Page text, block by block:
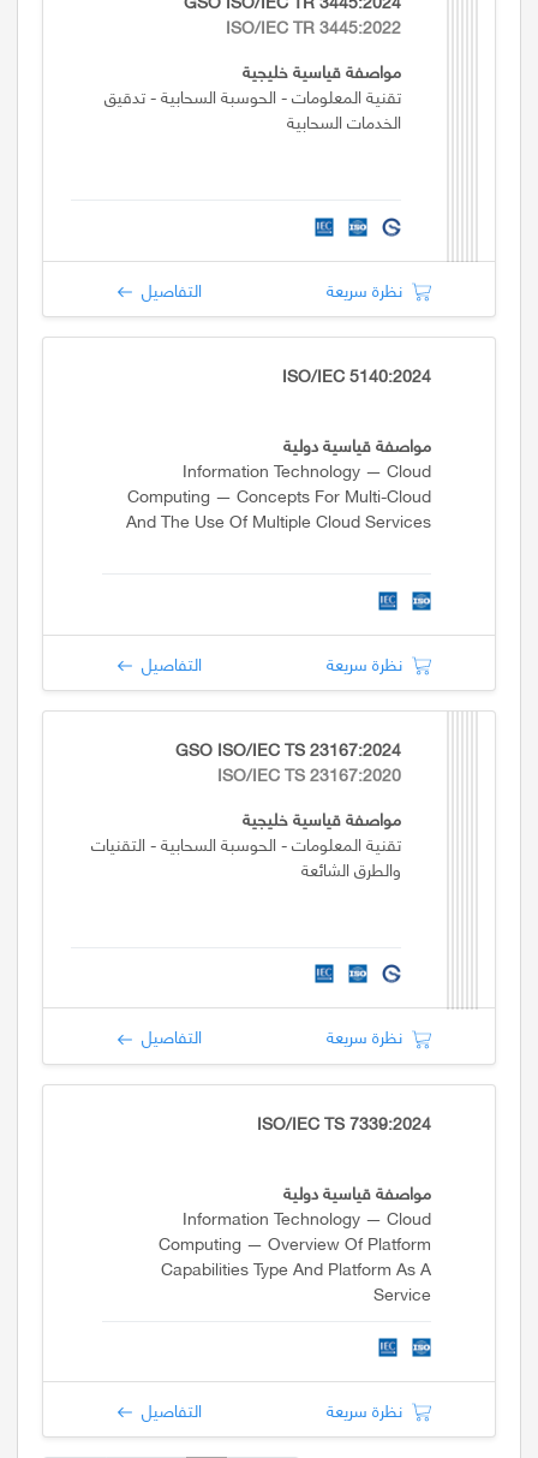
ISO/IEC TR 3445:2022
مواصفة قياسية خليجية
تقنية المعلومات - الحوسبة السحابية - تدقيق
الخدمات السحابية
نظرة سريعة التفاصيل
ISO/IEC 5140:2024
مواصفة قياسية دولية
Information Technology — Cloud
Computing — Concepts For Multi-Cloud
And The Use Of Multiple Cloud Services
نظرة سريعة التفاصيل
GSO ISO/IEC TS 23167:2024
ISO/IEC TS 23167:2020
مواصفة قياسية خليجية
تقنية المعلومات - الحوسبة السحابية - التقنيات
والطرق الشائعة
نظرة سريعة التفاصيل
ISO/IEC TS 7339:2024
مواصفة قياسية دولية
Information Technology — Cloud
Computing — Overview Of Platform
Capabilities Type And Platform As A
Service
نظرة سريعة التفاصيل